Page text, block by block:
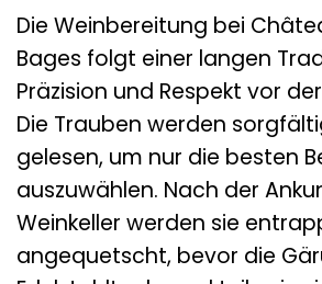
Die Weinbereitung bei
Bages folgt einer langen
Präzision und Respekt vor
Die Trauben werden
gelesen, um nur die besten
auszuwählen. Nach der
Weinkeller werden sie
angequetscht, bevor die